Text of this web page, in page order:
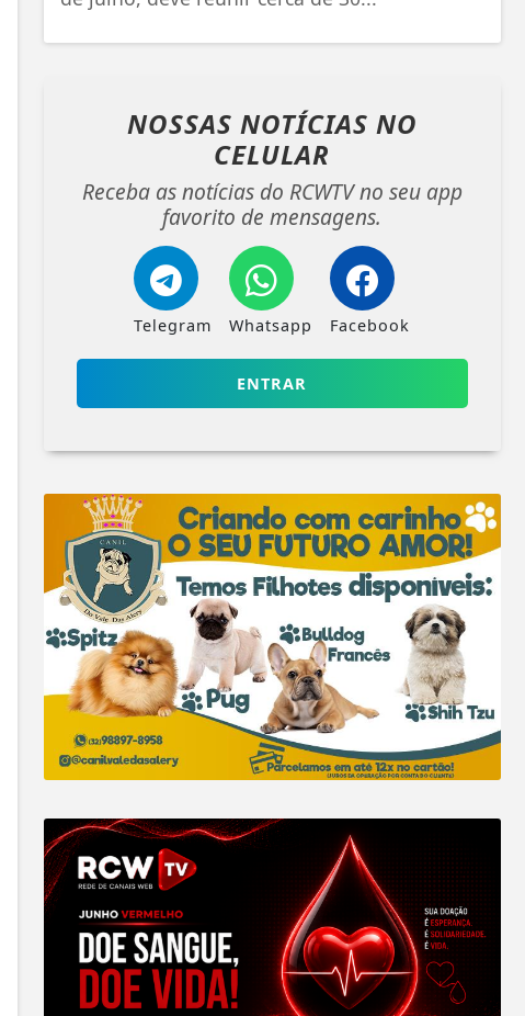
NOSSAS NOTÍCIAS NO
CELULAR
Receba as notícias do RCWTV no seu app
favorito de mensagens.
Telegram Whatsapp Facebook
ENTRAR